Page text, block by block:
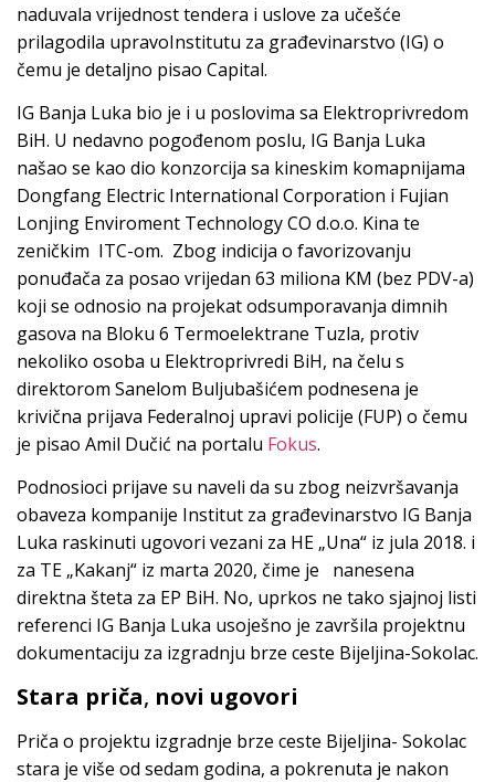
naduvala vrijednost tendera i uslove za učešće
prilagodila upravoInstitutu za građevinarstvo (IG) o
čemu je detaljno pisao Capital.
IG Banja Luka bio je i u poslovima sa Elektroprivredom
BiH. U nedavno pogođenom poslu, IG Banja Luka
našao se kao dio konzorcija sa kineskim komapnijama
Dongfang Electric International Corporation i Fujian
Lonjing Enviroment Technology CO d.o.o. Kina te
zeničkim ITC-om. Zbog indicija o favorizovanju
ponuđača za posao vrijedan 63 miliona KM (bez PDV-a)
koji se odnosio na projekat odsumporavanja dimnih
gasova na Bloku 6 Termoelektrane Tuzla, protiv
nekoliko osoba u Elektroprivredi BiH, na čelu s
direktorom Sanelom Buljubašićem podnesena je
krivična prijava Federalnoj upravi policije (FUP) o čemu
je pisao Amil Dučić na portalu Fokus.
Podnosioci prijave su naveli da su zbog neizvršavanja
obaveza kompanije Institut za građevinarstvo IG Banja
Luka raskinuti ugovori vezani za HE „Una“ iz jula 2018. i
za TE „Kakanj“ iz marta 2020, čime je nanesena
direktna šteta za EP BiH. No, uprkos ne tako sjajnoj listi
referenci IG Banja Luka usoješno je završila projektnu
dokumentaciju za izgradnju brze ceste Bijeljina-Sokolac.
Stara priča, novi ugovori
Priča o projektu izgradnje brze ceste Bijeljina- Sokolac
stara je više od sedam godina, a pokrenuta je nakon